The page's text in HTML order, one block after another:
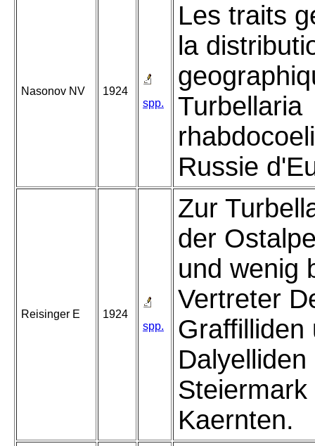
Nasonov NV
1924
spp.
Les traits
la
Turbellaria
Russie
Reisinger E
1924
spp.
Zur
der
und wenig
Vertreter
Graffilliden
Dalyelliden
Steiermark
Kaernten.